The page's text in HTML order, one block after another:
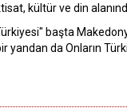
kültür ve din
başta
yandan da Onların